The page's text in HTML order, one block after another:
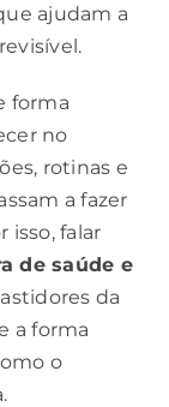
ajudam a
forma
no
rotinas e
a fazer
isso, falar
de saúde e
da
a forma
o